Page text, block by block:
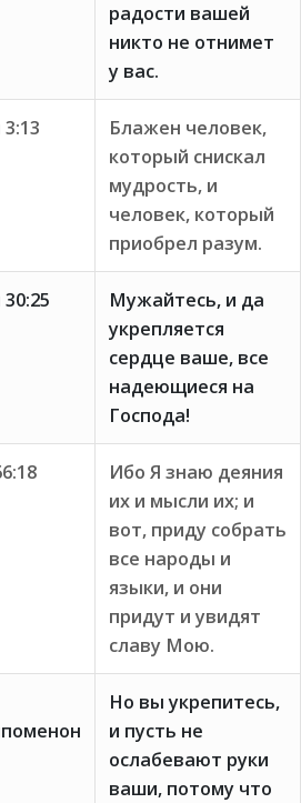
радости вашей
никто не отнимет
у вас.
Блажен человек,
который снискал
мудрость, и
человек, который
приобрел разум.
Мужайтесь, и да
укрепляется
сердце ваше, все
надеющиеся на
Господа!
Ибо Я знаю деяния
их и мысли их; и
вот, приду собрать
все народы и
языки, и они
придут и увидят
славу Мою.
Но вы укрепитесь,
и пусть не
ослабевают руки
ваши, потому что